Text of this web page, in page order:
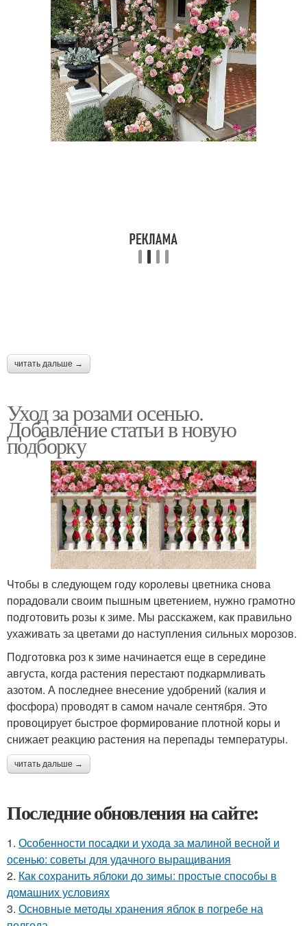
читать дальше →
Уход за розами осенью.
Добавление статьи в новую
подборку
Чтобы в следующем году королевы цветника снова
порадовали своим пышным цветением, нужно грамотно
подготовить розы к зиме. Мы расскажем, как правильно
ухаживать за цветами до наступления сильных морозов.
Подготовка роз к зиме начинается еще в середине
августа, когда растения перестают подкармливать
азотом. А последнее внесение удобрений (калия и
фосфора) проводят в самом начале сентября. Это
провоцирует быстрое формирование плотной коры и
снижает реакцию растения на перепады температуры.
читать дальше →
Последние обновления на сайте:
1. Особенности посадки и ухода за малиной весной и
осенью: советы для удачного выращивания
2. Как сохранить яблоки до зимы: простые способы в
домашних условиях
3. Основные методы хранения яблок в погребе на